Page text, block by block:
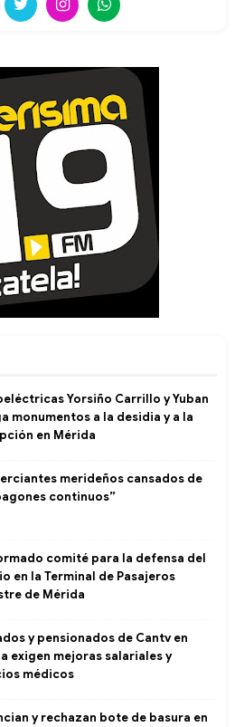
Yorsiño Carrillo y Yuban
monumentos a la desidia y a la
en Mérida
merideños cansados de
continuos”
comité para la defensa del
en la Terminal de Pasajeros
de Mérida
y pensionados de Cantv en
exigen mejoras salariales y
médicos
y rechazan bote de basura en